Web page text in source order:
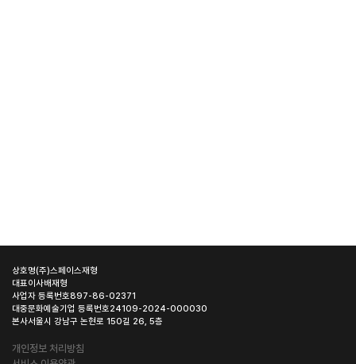
상호명(주)스페이스재형
대표이사배재형
사업자 등록번호897-86-02371
대중문화예술기업 등록번호24109-2024-000030
본사서울시 강남구 논현로 150길 26, 5층
개인정보 처리방침